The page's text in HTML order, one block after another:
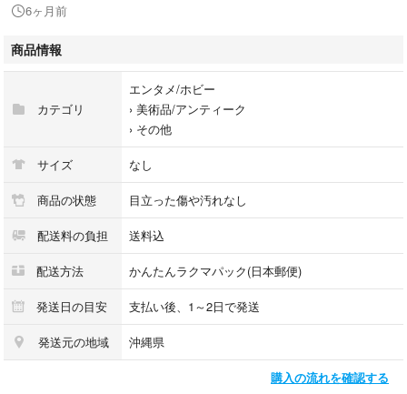
6ヶ月前
商品情報
カテゴリ
エンタメ/ホビー
› 美術品/アンティーク
› その他
サイズ なし
商品の状態 目立った傷や汚れなし
配送料の負担 送料込
配送方法 かんたんラクマパック(日本郵便)
発送日の目安 支払い後、1～2日で発送
発送元の地域 沖縄県
購入の流れを確認する